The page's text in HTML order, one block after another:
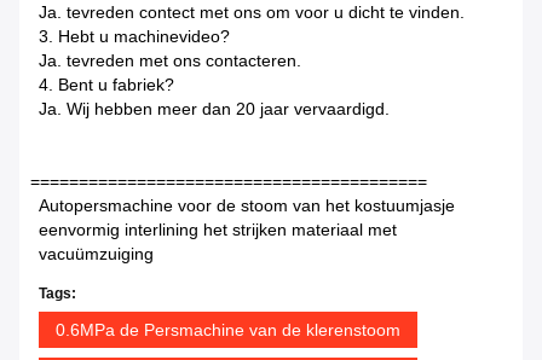
Ja. tevreden contect met ons om voor u dicht te vinden.
3. Hebt u machinevideo?
Ja. tevreden met ons contacteren.
4. Bent u fabriek?
Ja. Wij hebben meer dan 20 jaar vervaardigd.
=========================================
Autopersmachine voor de stoom van het kostuumjasje
eenvormig interlining het strijken materiaal met
vacuümzuiging
Tags:
0.6MPa de Persmachine van de klerenstoom